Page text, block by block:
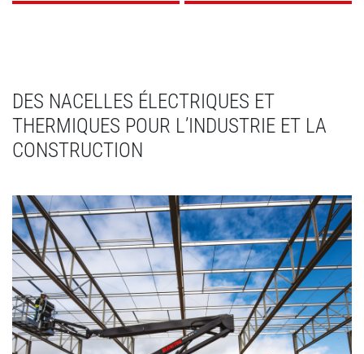
DES NACELLES ÉLECTRIQUES ET
THERMIQUES POUR L’INDUSTRIE ET LA
CONSTRUCTION